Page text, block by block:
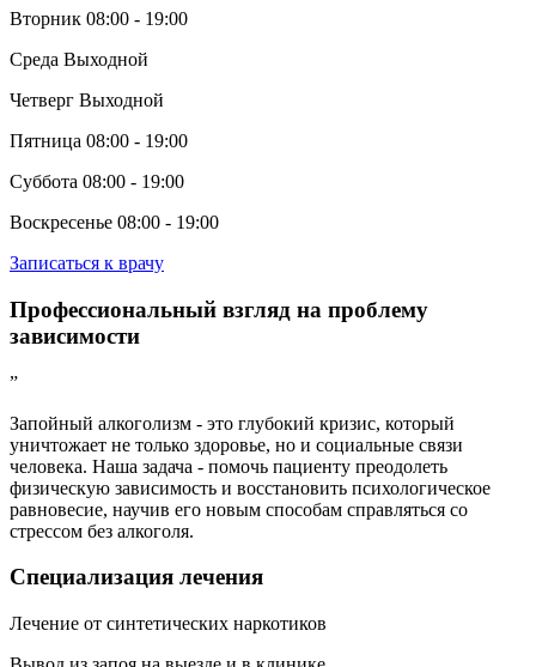
Вторник 08:00 - 19:00
Среда Выходной
Четверг Выходной
Пятница 08:00 - 19:00
Суббота 08:00 - 19:00
Воскресенье 08:00 - 19:00
Записаться к врачу
Профессиональный взгляд на проблему
зависимости
”
Запойный алкоголизм - это глубокий кризис, который
уничтожает не только здоровье, но и социальные связи
человека. Наша задача - помочь пациенту преодолеть
физическую зависимость и восстановить психологическое
равновесие, научив его новым способам справляться со
стрессом без алкоголя.
Специализация лечения
Лечение от синтетических наркотиков